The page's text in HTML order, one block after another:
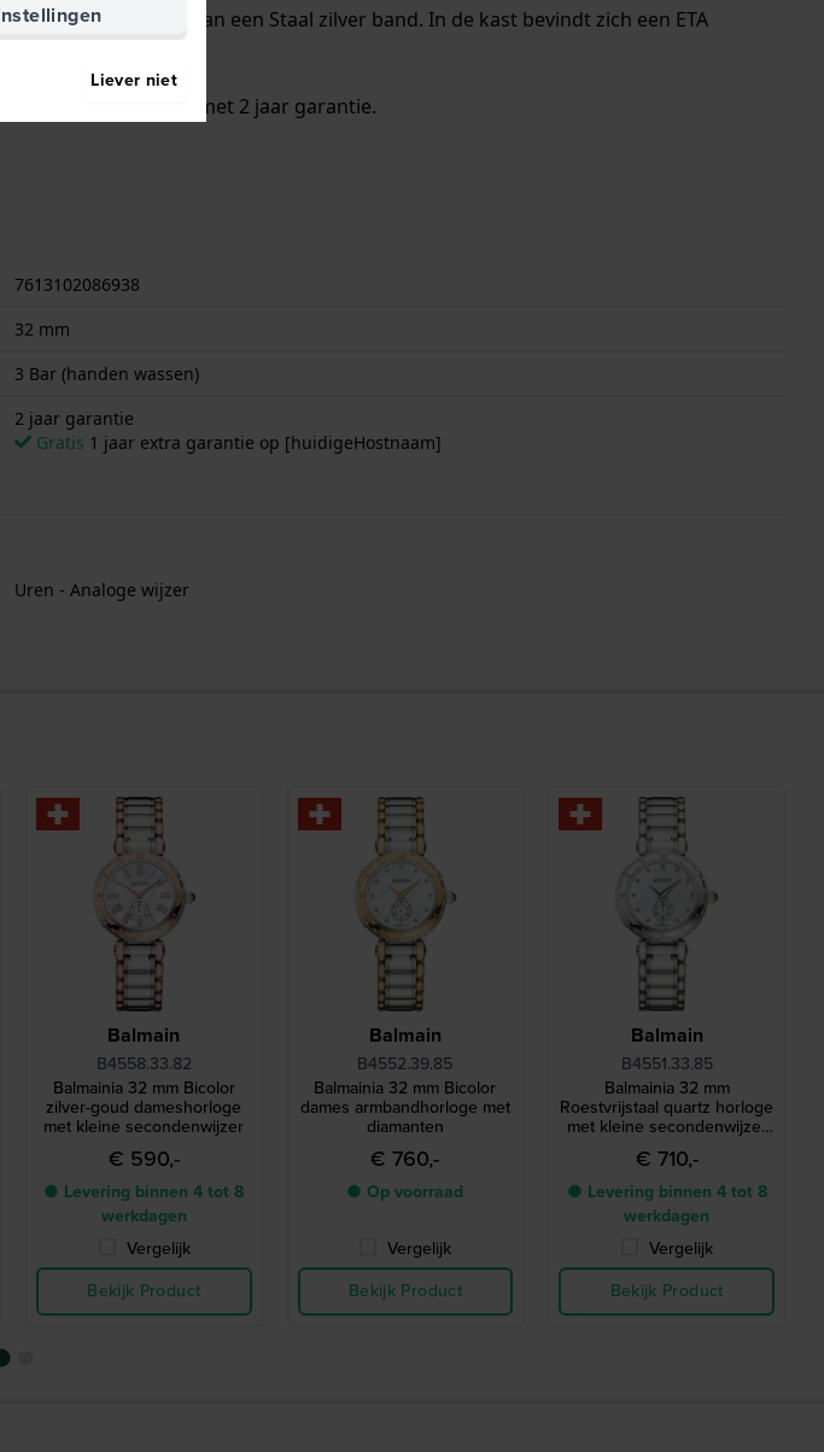
en is voorzien van een Staal zilver band. In de kast bevindt zich een ETA
horloge geleverd met 2 jaar garantie.
7613102086938
32 mm
3 Bar (handen wassen)
2 jaar garantie
Gratis 1 jaar extra garantie op [huidigeHostnaam]
Uren - Analoge wijzer
Balmain
B4558.33.82
Balmainia 32 mm Bicolor
zilver-goud dameshorloge
met kleine secondenwijzer
€ 590,-
● Levering binnen 4 tot 8
werkdagen
Vergelijk
Bekijk Product
Balmain
B4552.39.85
Balmainia 32 mm Bicolor
dames armbandhorloge met
diamanten
€ 760,-
● Op voorraad
Vergelijk
Bekijk Product
Balmain
B4551.33.85
Balmainia 32 mm
Roestvrijstaal quartz horloge
met kleine secondenwijzer
en diamanten indexen
€ 710,-
● Levering binnen 4 tot 8
werkdagen
Vergelijk
Bekijk Product
Liever niet